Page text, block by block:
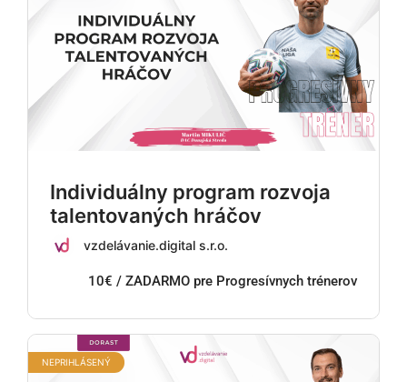
Individuálny program rozvoja
talentovaných hráčov
vzdelávanie.digital s.r.o.
10€ / ZADARMO pre Progresívnych trénerov
NEPRIHLÁSENÝ